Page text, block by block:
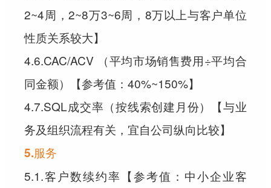
2~4周，2~8万3~6周，8万以上与客户单位
性质关系较大】
4.6.CAC/ACV （平均市场销售费用÷平均合
同金额）【参考值：40%~150%】
4.7.SQL成交率（按线索创建月份）【与业
务及组织流程有关，宜自公司纵向比较】
5.服务
5.1.客户数续约率【参考值：中小企业客